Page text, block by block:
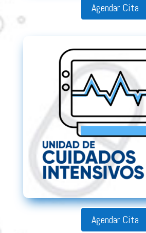
Agendar Cita
Agendar Cita